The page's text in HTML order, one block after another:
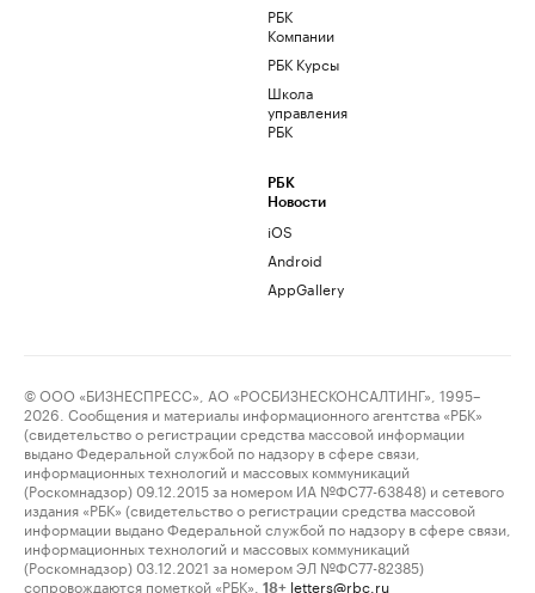
РБК
Компании
РБК Курсы
Школа
управления
РБК
РБК
Новости
iOS
Android
AppGallery
© ООО «БИЗНЕСПРЕСС», АО «РОСБИЗНЕСКОНСАЛТИНГ», 1995–
2026. Сообщения и материалы информационного агентства «РБК»
(свидетельство о регистрации средства массовой информации
выдано Федеральной службой по надзору в сфере связи,
информационных технологий и массовых коммуникаций
(Роскомнадзор) 09.12.2015 за номером ИА №ФС77-63848) и сетевого
издания «РБК» (свидетельство о регистрации средства массовой
информации выдано Федеральной службой по надзору в сфере связи,
информационных технологий и массовых коммуникаций
(Роскомнадзор) 03.12.2021 за номером ЭЛ №ФС77-82385)
сопровождаются пометкой «РБК».
18+ letters@rbc.ru